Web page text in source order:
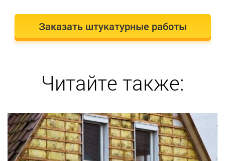
Заказать штукатурные работы
Читайте также: